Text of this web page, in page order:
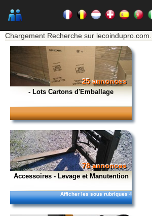
Chargement Recherche sur lecoindupro.com...
25 annonces
- Lots Cartons d'Emballage
78 annonces
Accessoires - Levage et Manutention
Afficher les sous rubriques 4